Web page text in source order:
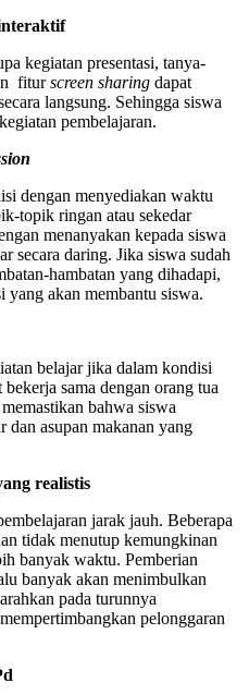
interaktif
kegiatan presentasi, tanya-
fiturscreen sharing dapat
langsung. Sehingga siswa
pembelajaran.
dengan menyediakan waktu
topik ringan atau sekedar
menanyakan kepada siswa
secara daring. Jika siswa sudah
hambatan yang dihadapi,
yang akan membantu siswa.
belajar jika dalam kondisi
sama dengan orang tua
bahwa siswa
dan asupan makanan yang
realistis
jarak jauh. Beberapa
tidak menutup kemungkinan
banyak waktu. Pemberian
banyak akan menimbulkan
pada turunnya
pelonggaran